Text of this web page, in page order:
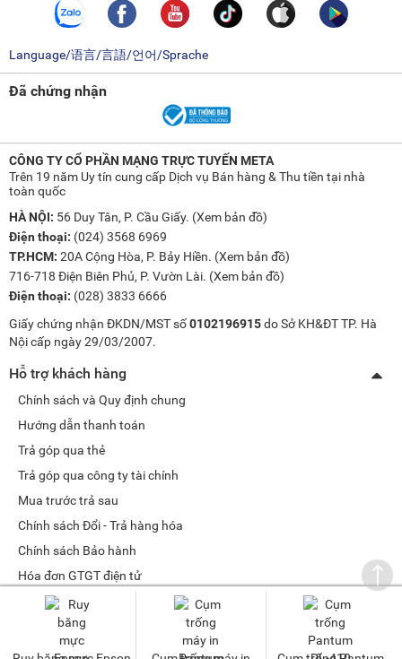
Language/语言/言語/언어/Sprache
Đã chứng nhận
CÔNG TY CỔ PHẦN MẠNG TRỰC TUYẾN META
Trên 19 năm Uy tín cung cấp Dịch vụ Bán hàng & Thu tiền tại nhà
toàn quốc
HÀ NỘI: 56 Duy Tân, P. Cầu Giấy. (Xem bản đồ)
Điện thoại: (024) 3568 6969
TP.HCM: 20A Cộng Hòa, P. Bảy Hiền. (Xem bản đồ)
716-718 Điện Biên Phủ, P. Vườn Lài. (Xem bản đồ)
Điện thoại: (028) 3833 6666
Giấy chứng nhận ĐKDN/MST số0102196915do Sở KH&ĐT TP. Hà
Nội cấp ngày 29/03/2007.
Hỗ trợ khách hàng
Chính sách và Quy định chung
Hướng dẫn thanh toán
Trả góp qua thẻ
Trả góp qua công ty tài chính
Mua trước trả sau
Chính sách Đổi - Trả hàng hóa
Chính sách Bảo hành
Hóa đơn GTGT điện tử
Chính sách bảo mật dữ liệu cá nhân
Tư vấn sản phẩm